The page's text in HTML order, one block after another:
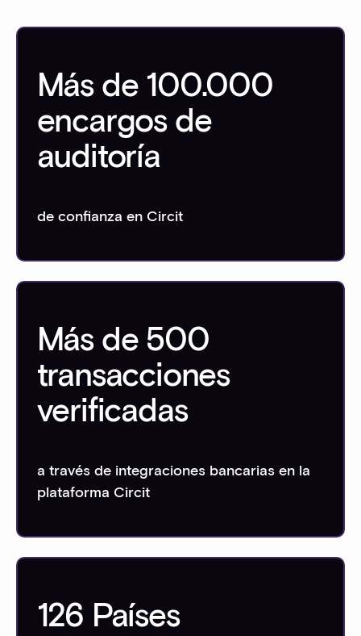
Más de 100.000
encargos de
auditoría
de confianza en Circit
Más de 500
transacciones
verificadas
a través de integraciones bancarias en la
plataforma Circit
126 Países